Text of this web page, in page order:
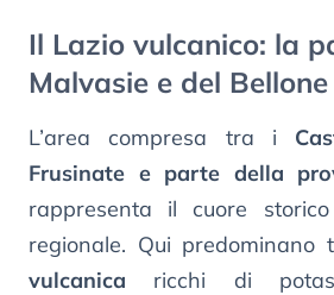
Il Lazio vulcanico: la
Malvasie e del Bellone
L’area compresa tra i
Frusinate e parte della
rappresenta il cuore
regionale. Qui predominano
vulcanica ricchi di